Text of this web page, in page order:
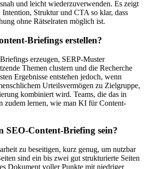
und leicht wiederzuverwenden. Es zeigt
Struktur und CTA so klar, dass
ohne Rätselraten möglich ist.
Briefings erstellen?
erzeugen, SERP-Muster
Themen clustern und die Recherche
Ergebnisse entstehen jedoch, wenn
Urteilsvermögen zu Zielgruppe,
kombiniert wird. Teams, die das in
zudem lernen, wie man KI für Content-
SEO-Content-Briefing sein?
zu beseitigen, kurz genug, um nutzbar
sind ein bis zwei gut strukturierte Seiten
Dokument voller Punkte mit niedriger